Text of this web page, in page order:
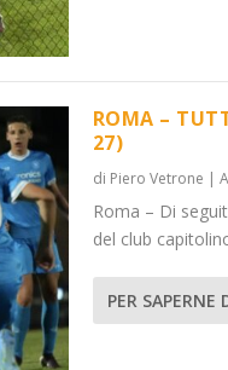
(2026-...
News,Notizie
T...
News,Notizie
ROMA –
27)
di Piero Vetrone |
Roma – Di
del club
PER SAPERNE